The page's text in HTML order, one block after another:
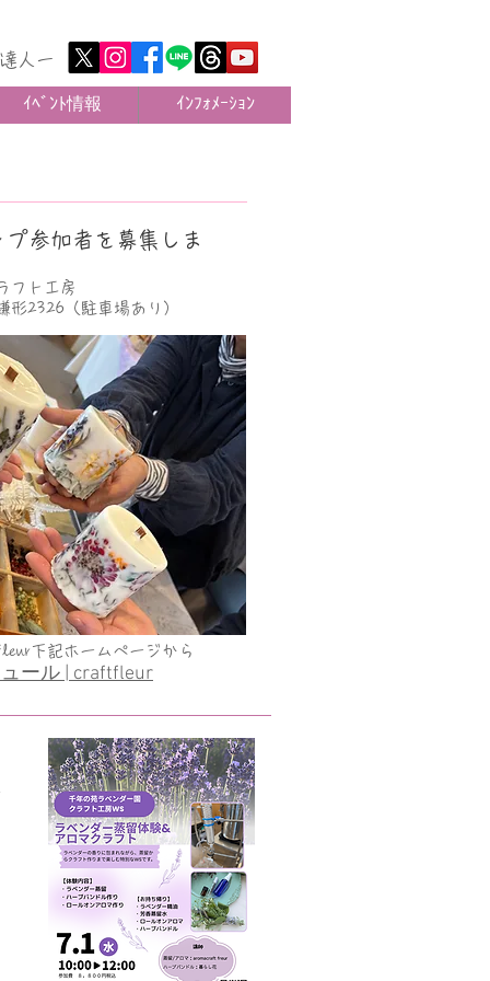
人ー
ｲﾍﾞﾝﾄ情報 ｲﾝﾌｫﾒｰｼｮﾝ
参加者を募集しま
フト工房
（駐車場あり）
下記ホームページから
ール | craftfleur